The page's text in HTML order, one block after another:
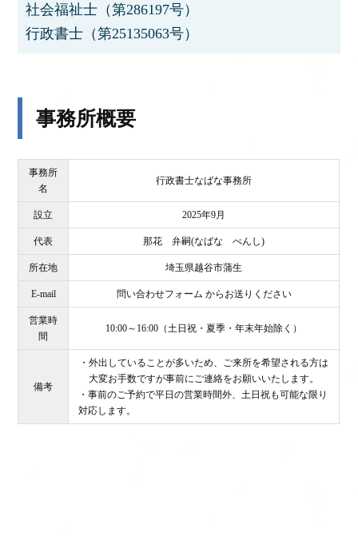
社会福祉士（第286197号）
行政書士（第25135063号）
事務所概要
事務所
名
行政書士なばな事務所
設立 2025年9月
代表 那花 弁嗣(なばな べんし)
所在地 埼玉県越谷市蒲生
E-mail 問い合わせフォーム からお送りください
営業時
間
10:00～16:00（土日祝・夏季・年末年始除く）
備考
・外出していることが多いため、ご来所を希望される方は
大変お手数ですが事前にご連絡をお願いいたします。
・事前のご予約で平日の営業時間外、土日祝も可能な限り
対応します。